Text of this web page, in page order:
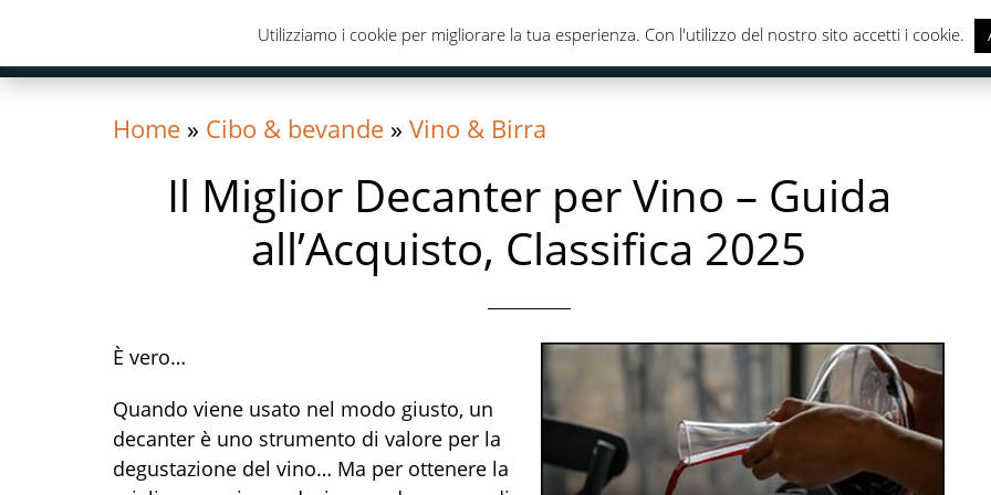
primary
navigation
content
primary
CASA & CUCINA ELETTRONICA SALUTE & CURA DELLA
Home » Cibo & bevande » Vino & Birra
Il Miglior Decanter per Vino – Guida
all’Acquisto, Classifica 2025
È vero…
Quando viene usato nel modo giusto, un
decanter è uno strumento di valore per la
degustazione del vino… Ma per ottenere la
Utilizziamo i cookie per migliorare la tua esperienza. Con l'utilizzo del nostro sito accetti i cookie.